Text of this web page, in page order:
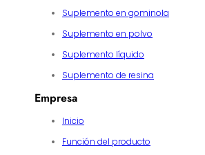
Suplemento en gominola
Suplemento en polvo
Suplemento líquido
Suplemento de resina
Empresa
Inicio
Función del producto